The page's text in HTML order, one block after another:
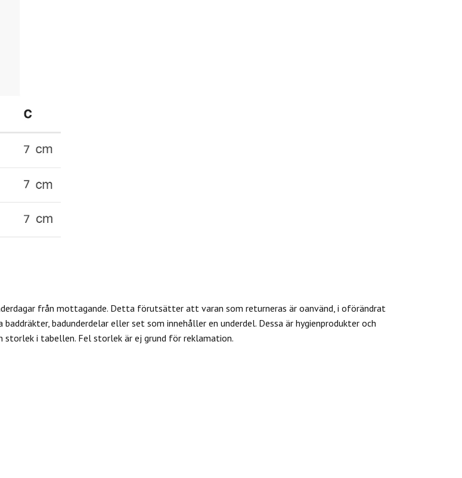
från mottagande. Detta förutsätter att varan som returneras är oanvänd, i oförändrat
baddräkter, badunderdelar eller set som innehåller en underdel. Dessa är hygienprodukter och
i tabellen. Fel storlek är ej grund för reklamation.